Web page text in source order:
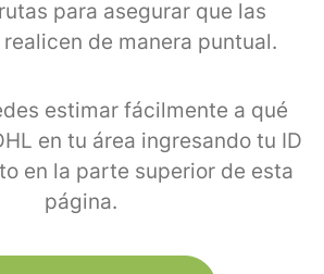
para asegurar que las
de manera puntual.
estimar fácilmente a qué
en tu área ingresando tu ID
en la parte superior de esta
página.